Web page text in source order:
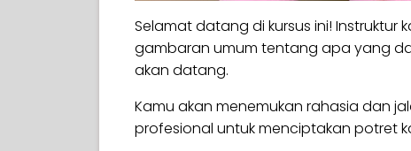
Selamat datang di kursus ini! Instruktur
gambaran umum tentang apa yang
akan datang.
Kamu akan menemukan rahasia dan
profesional untuk menciptakan potret